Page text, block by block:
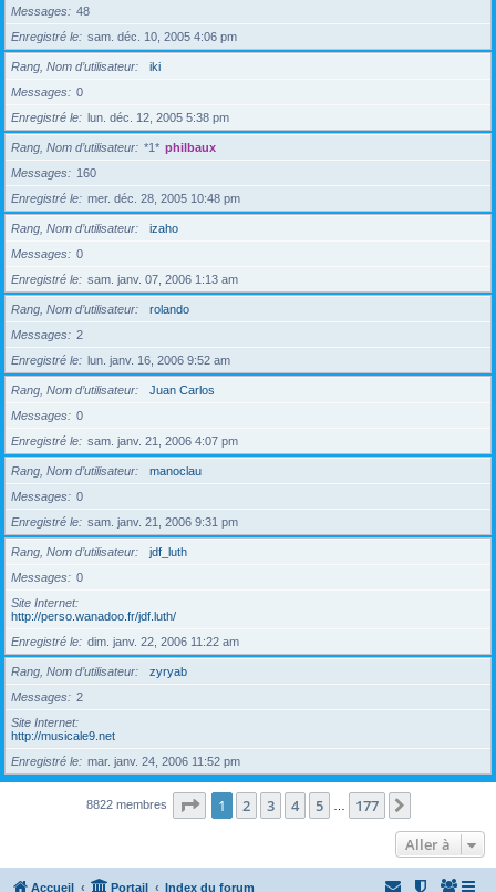
Messages
48
Enregistré le
sam. déc. 10, 2005 4:06 pm
Rang, Nom d’utilisateur
iki
Messages
0
Enregistré le
lun. déc. 12, 2005 5:38 pm
Rang, Nom d’utilisateur *1* philbaux
Messages
160
Enregistré le
mer. déc. 28, 2005 10:48 pm
Rang, Nom d’utilisateur
izaho
Messages
0
Enregistré le
sam. janv. 07, 2006 1:13 am
Rang, Nom d’utilisateur
rolando
Messages
2
Enregistré le
lun. janv. 16, 2006 9:52 am
Rang, Nom d’utilisateur
Juan Carlos
Messages
0
Enregistré le
sam. janv. 21, 2006 4:07 pm
Rang, Nom d’utilisateur
manoclau
Messages
0
Enregistré le
sam. janv. 21, 2006 9:31 pm
Rang, Nom d’utilisateur
jdf_luth
Messages
0
Site Internet
http://perso.wanadoo.fr/jdf.luth/
Enregistré le
dim. janv. 22, 2006 11:22 am
Rang, Nom d’utilisateur
zyryab
Messages
2
Site Internet
http://musicale9.net
Enregistré le
mar. janv. 24, 2006 11:52 pm
8822 membres Page 1sur177
1 2 3 4 5 177
Aller à
Accueil Portail Index du forum